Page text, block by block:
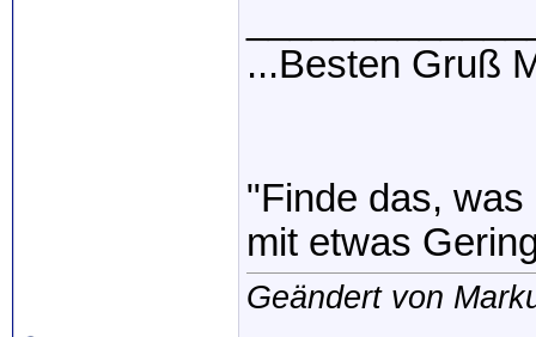
...Besten Gruß
"Finde das,
mit etwas
Geändert von